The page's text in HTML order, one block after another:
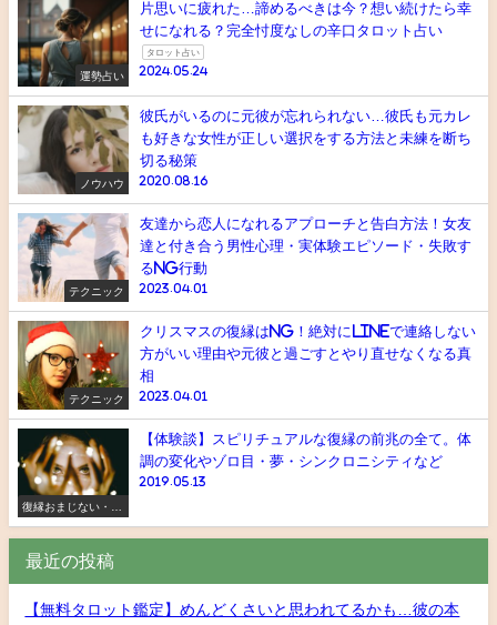
運勢占い
片思いに疲れた…諦めるべきは今？想い続けたら幸
せになれる？完全忖度なしの辛口タロット占い
タロット占い
2024.05.24
ノウハウ
彼氏がいるのに元彼が忘れられない…彼氏も元カレ
も好きな女性が正しい選択をする方法と未練を断ち
切る秘策
2020.08.16
テクニック
友達から恋人になれるアプローチと告白方法！女友
達と付き合う男性心理・実体験エピソード・失敗す
るNG行動
2023.04.01
テクニック
クリスマスの復縁はNG！絶対にlineで連絡しない
方がいい理由や元彼と過ごすとやり直せなくなる真
相
2023.04.01
復縁おまじない・ス
ピリチュアル
【体験談】スピリチュアルな復縁の前兆の全て。体
調の変化やゾロ目・夢・シンクロニシティなど
2019.05.13
最近の投稿
【無料タロット鑑定】めんどくさいと思われてるかも…彼の本